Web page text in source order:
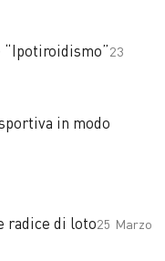
23
in modo
radice di loto25 Marzo